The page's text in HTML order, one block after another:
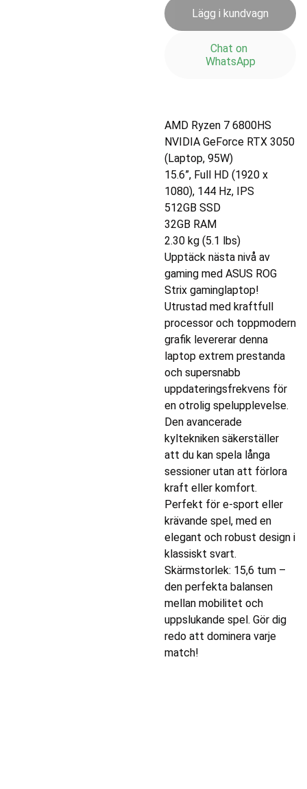
Lägg i kundvagn
Chat on
WhatsApp
AMD Ryzen 7 6800HS
NVIDIA GeForce RTX 3050
(Laptop, 95W)
15.6”, Full HD (1920 x
1080), 144 Hz, IPS
512GB SSD
32GB RAM
2.30 kg (5.1 lbs)
Upptäck nästa nivå av
gaming med ASUS ROG
Strix gaminglaptop!
Utrustad med kraftfull
processor och toppmodern
grafik levererar denna
laptop extrem prestanda
och supersnabb
uppdateringsfrekvens för
en otrolig spelupplevelse.
Den avancerade
kyltekniken säkerställer
att du kan spela långa
sessioner utan att förlora
kraft eller komfort.
Perfekt för e-sport eller
krävande spel, med en
elegant och robust design i
klassiskt svart.
Skärmstorlek: 15,6 tum –
den perfekta balansen
mellan mobilitet och
uppslukande spel. Gör dig
redo att dominera varje
match!